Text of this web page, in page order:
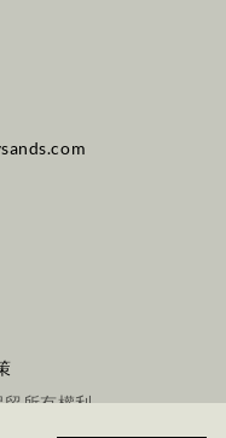
所有權利。